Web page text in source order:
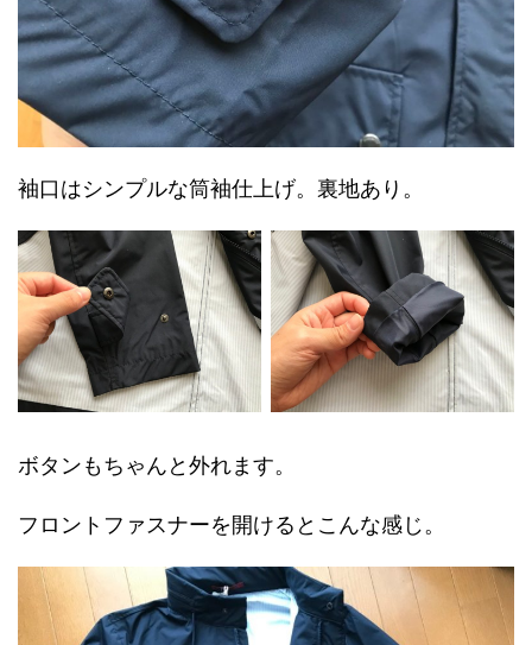
袖口はシンプルな筒袖仕上げ。裏地あり。
ボタンもちゃんと外れます。
フロントファスナーを開けるとこんな感じ。